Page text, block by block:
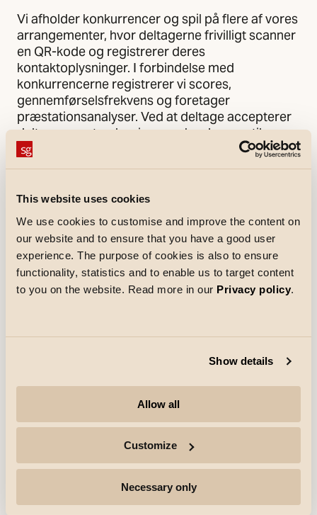
This website uses cookies
We use cookies to customise and improve the content on
our website and to ensure that you have a good user
experience. The purpose of cookies is also to ensure
functionality, statistics and to enable us to target content
to you on the website. Read more in our Privacy policy.
Show details
Allow all
Customize
Necessary only
Vi afholder konkurrencer og spil på flere af vores
arrangementer, hvor deltagerne frivilligt scanner
en QR-kode og registrerer deres
kontaktoplysninger. I forbindelse med
konkurrencerne registrerer vi scores,
gennemførselsfrekvens og foretager
præstationsanalyser. Ved at deltage accepterer
deltagerne, at oplysningerne kan bruges til
personlig kommunikation og opfølgning (GDPR
artikel 6, nr. 1, litra a).
kampagneoptimering
Vi indsamler personoplysninger om din digitale
adfærd på tværs af vores kanaler, såsom
nyhedsbreve, SMS, spil/konkurrencer,
hjemmesider, apps og push-meddelelser.
opnår dette ved at etablere en omfattende
kundeprofil, der indfanger interesser og
kampagner og tilpasse kommunikation og
Behandlingen sker på baggrund af dit samtykke
(GDPR artikel 6, stk. 1, litra a), og oplysningerne
opbevares i op til 12 måneder, eller indtil
samtykket trækkes tilbage.
g. Sociale medier